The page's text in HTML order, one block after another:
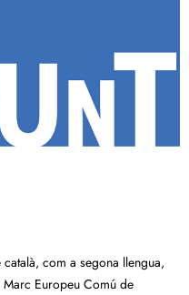
com a segona llengua,
Europeu Comú de